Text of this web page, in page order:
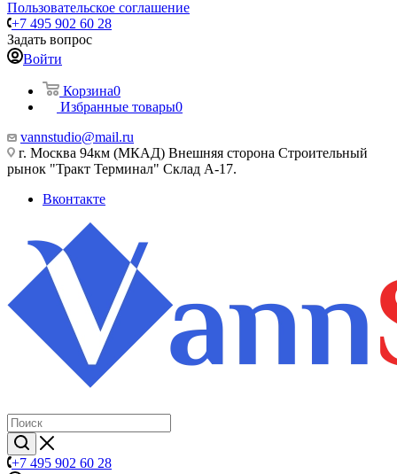
Пользовательское соглашение
+7 495 902 60 28
Задать вопрос
Войти
Корзина0
Избранные товары0
vannstudio@mail.ru
г. Москва 94км (МКАД) Внешняя сторона Строительный
рынок "Тракт Терминал" Склад А-17.
Вконтакте
+7 495 902 60 28